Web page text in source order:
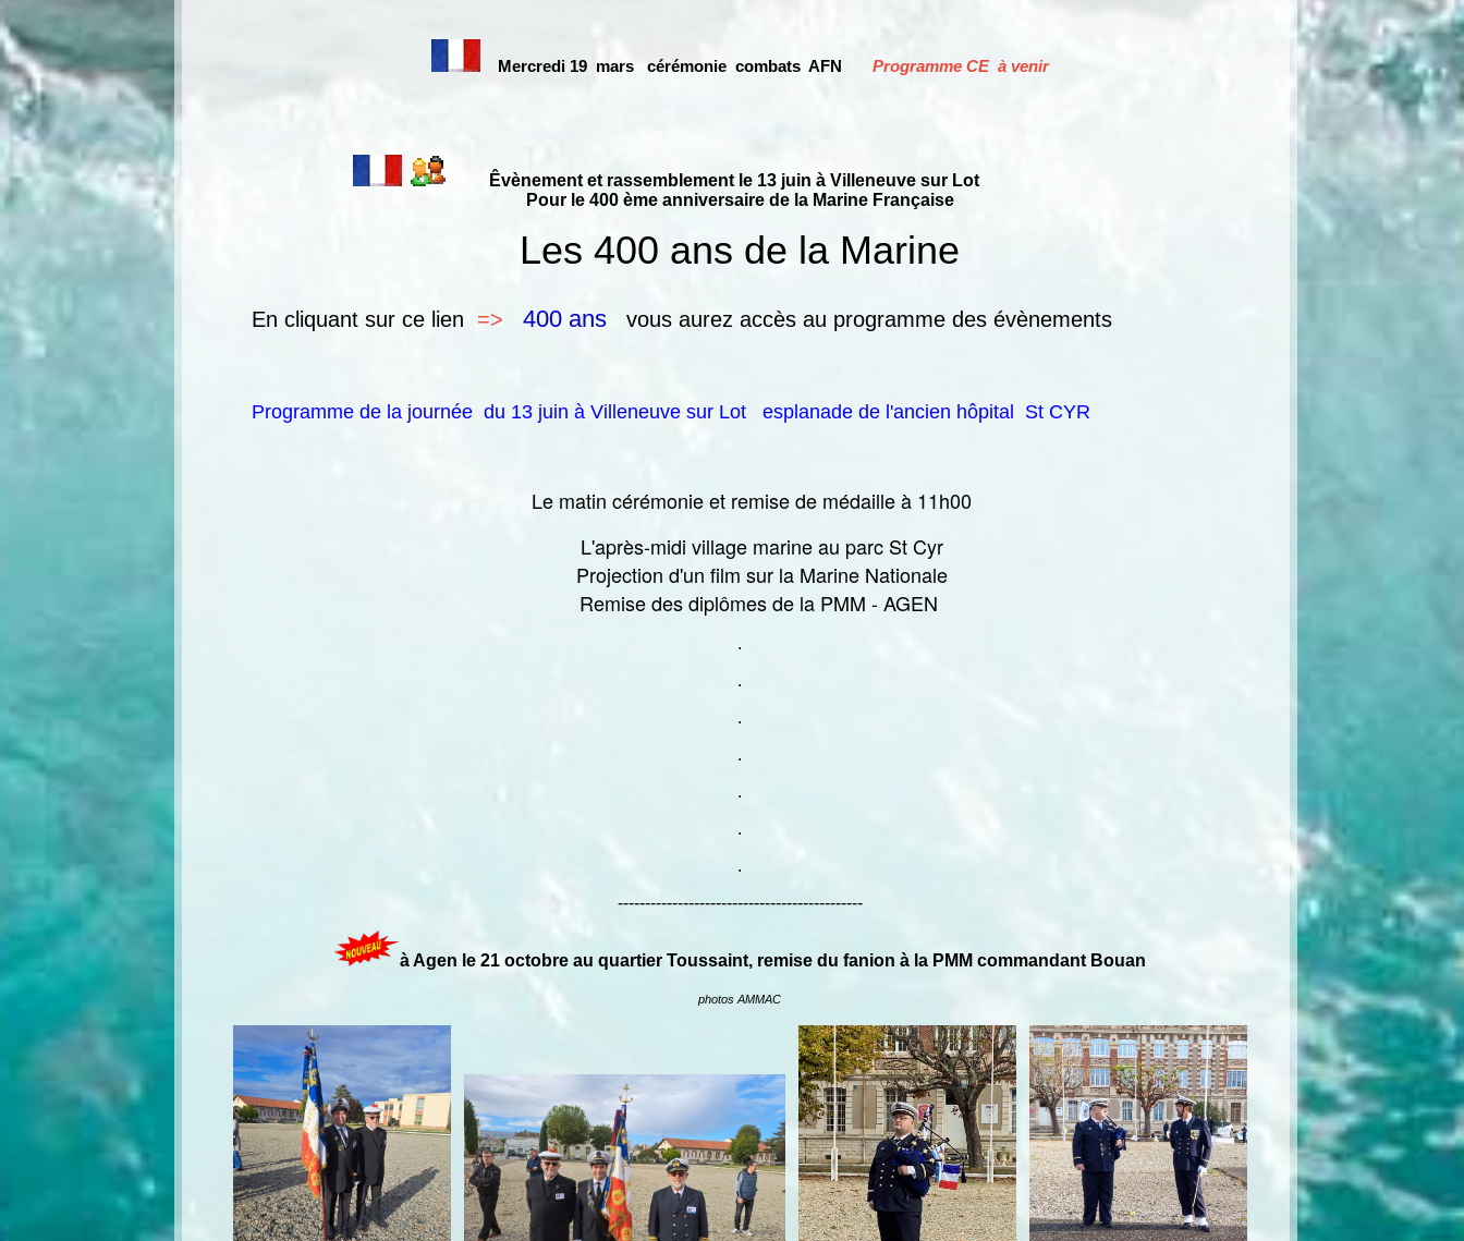
Mercredi 19 mars cérémonie combats AFN Programme CE à venir
Êvènement et rassemblement le 13 juin à Villeneuve sur Lot
Pour le 400 ème anniversaire de la Marine Française
Les 400 ans de la Marine
En cliquant sur ce lien => 400 ans vous aurez accès au programme des évènements
Programme de la journée du 13 juin à Villeneuve sur Lot esplanade de l'ancien hôpital St CYR
Le matin cérémonie et remise de médaille à 11h00
L'après-midi village marine au parc St Cyr
Projection d'un film sur la Marine Nationale
Remise des diplômes de la PMM - AGEN
.
.
.
.
.
.
.
---------------------------------------------
à Agen le 21 octobre au quartier Toussaint, remise du fanion à la PMM commandant Bouan
photos AMMAC